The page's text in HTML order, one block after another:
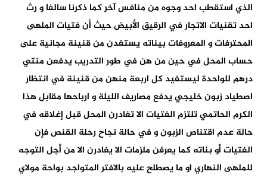
الذي استقطب احد وجوه من منافس آخر كما ذكرنا سالفا و رث
احد تقنيات الاتجار في الرقيق الأبيض حيث أن فتيات الملهى
المحترفات و المعروفات بيناته يستفدن من قنينة مجانية على
حساب المحل في حين من هن في طور التدريب يدفعن منتي
درهم للواحدة ليستفيد كل اربعة منهن من قنينة في انتظار
اصطياد زبون خليجي يدفع مصاريف الليلة و ارباحها مقابل هذا
الكرم الحاتمي تلتزم الفتيات الا تغادرن المحل قبل إغلاقه في
حالة عدم اقتناص الزبون و في حالة نجاح رحلة القنص فإن
الفتيات أو بناته كما يعرفن ملزمات الا يغادرن الا من أجل التوجه
للملهى النهاري او ما يصطلح عليه بالافتر المتواجد بواحة مولاي